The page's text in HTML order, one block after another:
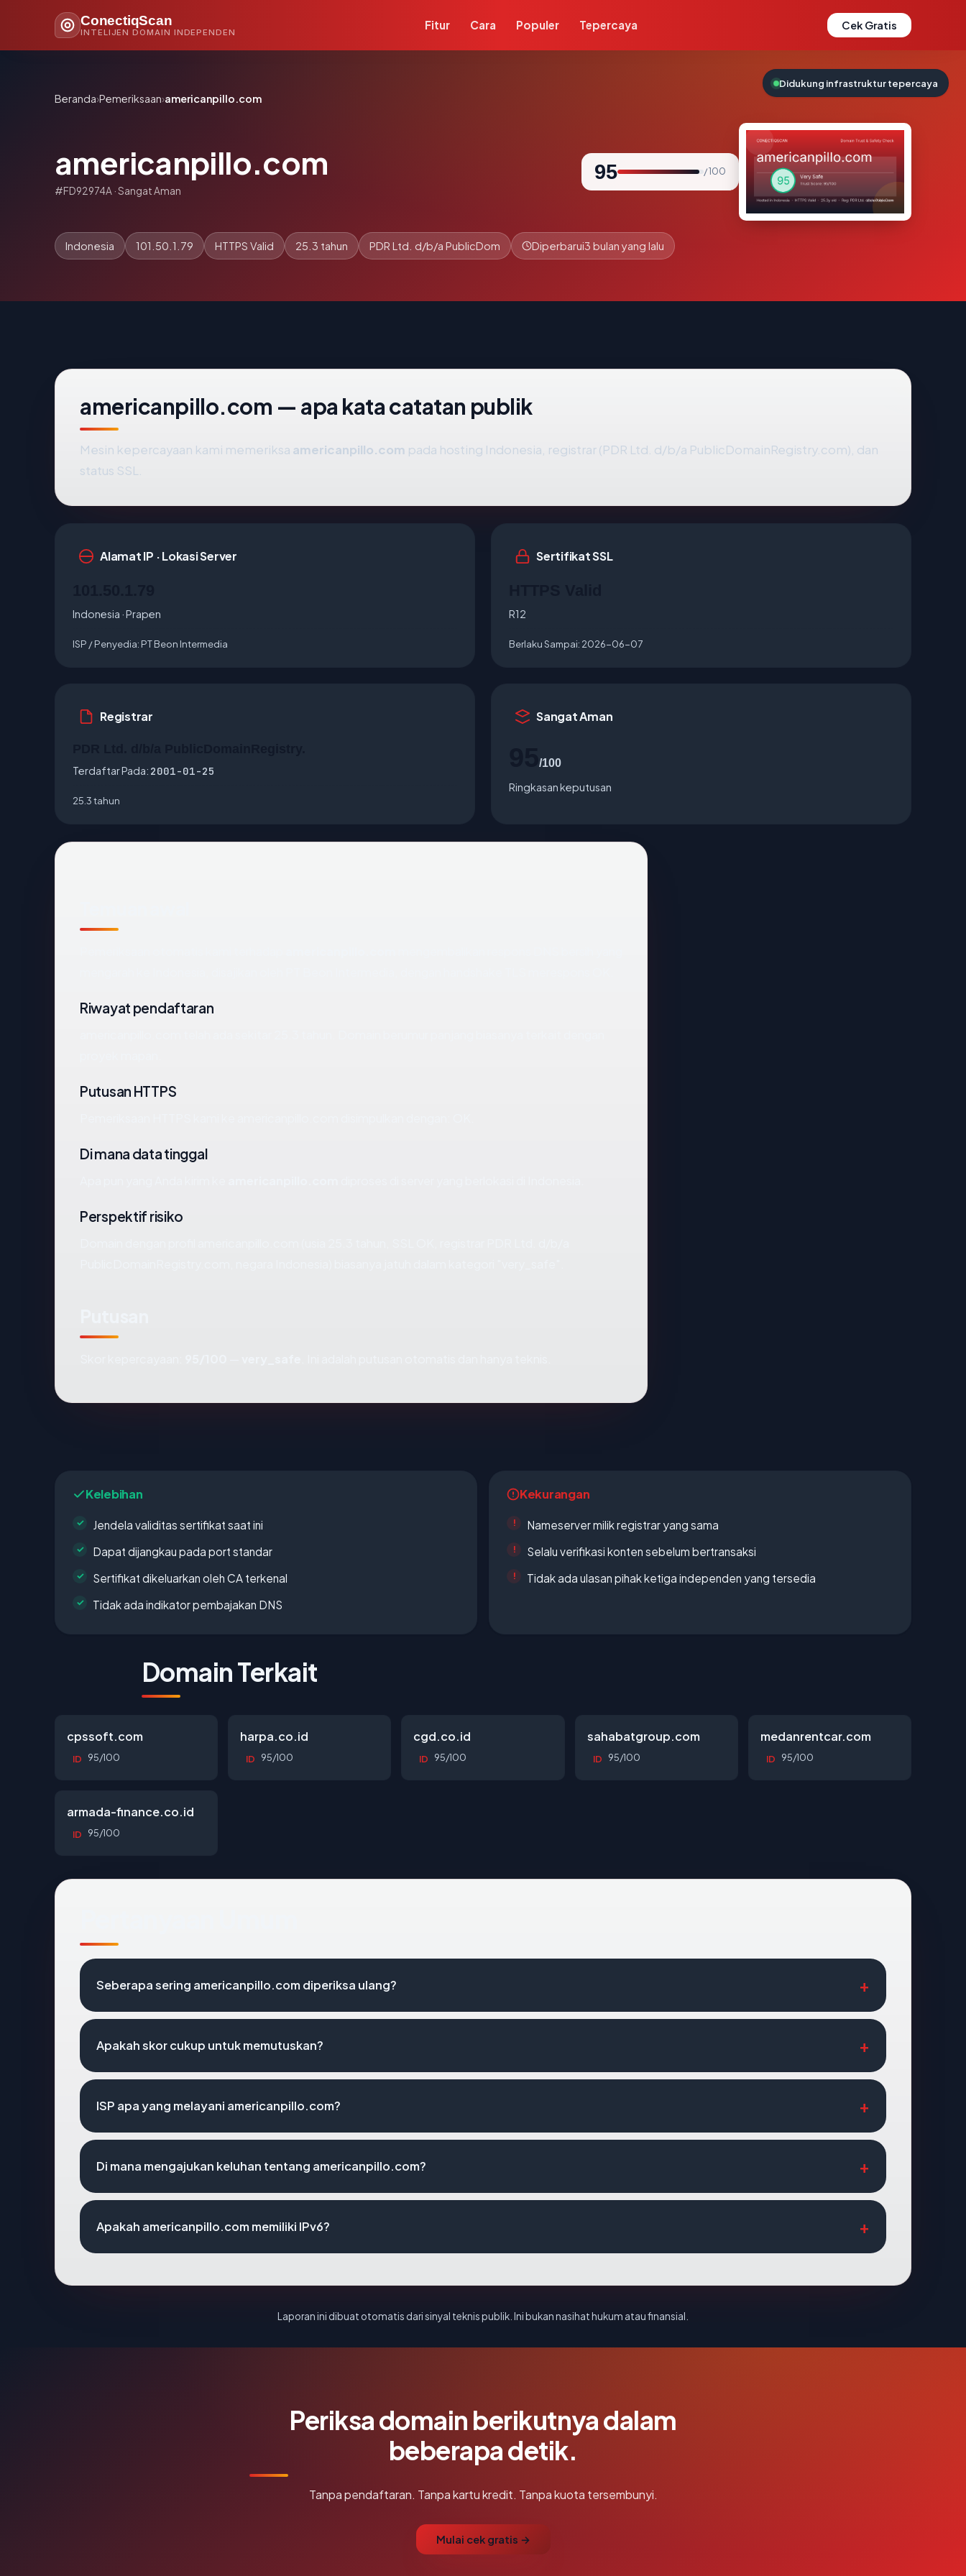
ConectiqScan
INTELIJEN DOMAIN INDEPENDEN
Fitur Cara Populer Tepercaya Cek Gratis
Beranda›Pemeriksaan›americanpillo.com
americanpillo.com
#FD92974A · Sangat Aman
95 / 100
Indonesia 101.50.1.79 HTTPS Valid 25.3 tahun PDR Ltd. d/b/a PublicDom Diperbarui3 bulan yang lalu
americanpillo.com — apa kata catatan publik
Mesin kepercayaan kami memeriksa americanpillo.com pada hosting Indonesia, registrar (PDR Ltd. d/b/a PublicDomainRegistry.com), dan
status SSL.
Alamat IP · Lokasi Server
Indonesia · Prapen
ISP / Penyedia: PT Beon Intermedia
Sertifikat SSL
R12
Berlaku Sampai: 2026-06-07
Registrar
Terdaftar Pada: 2001-01-25
25.3 tahun
Sangat Aman
/100
Ringkasan keputusan
Riwayat pendaftaran
Putusan HTTPS
Di mana data tinggal
Perspektif risiko
Kelebihan
Jendela validitas sertifikat saat ini
Dapat dijangkau pada port standar
Sertifikat dikeluarkan oleh CA terkenal
Tidak ada indikator pembajakan DNS
Kekurangan
Nameserver milik registrar yang sama
Selalu verifikasi konten sebelum bertransaksi
Tidak ada ulasan pihak ketiga independen yang tersedia
Domain Terkait
cpssoft.com
ID 95/100
harpa.co.id
ID 95/100
cgd.co.id
ID 95/100
sahabatgroup.com
ID 95/100
medanrentcar.com
ID 95/100
armada-finance.co.id
ID 95/100
Seberapa sering americanpillo.com diperiksa ulang?
Apakah skor cukup untuk memutuskan?
ISP apa yang melayani americanpillo.com?
Di mana mengajukan keluhan tentang americanpillo.com?
Apakah americanpillo.com memiliki IPv6?
Laporan ini dibuat otomatis dari sinyal teknis publik. Ini bukan nasihat hukum atau finansial.
Periksa domain berikutnya dalam
beberapa detik.
Tanpa pendaftaran. Tanpa kartu kredit. Tanpa kuota tersembunyi.
Mulai cek gratis →
Didukung infrastruktur tepercaya